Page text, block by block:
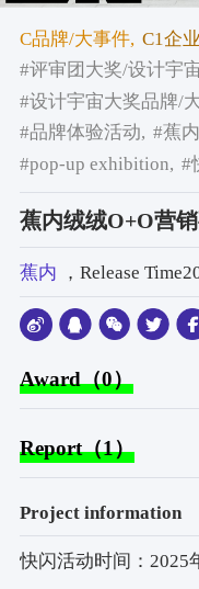
C品牌/大事件, C1企
#评审团大奖/设计宇
#设计宇宙大奖品牌/
#品牌体验活动, #蕉
#pop-up exhibition, #
蕉内绒绒O+O营
蕉内 ，Release
Award（0）
Report（1）
Project information
快闪活动时间：2025